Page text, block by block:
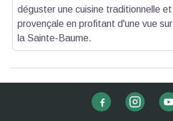
déguster une cuisine traditionnelle et
provençale en profitant d'une vue sur
la Sainte-Baume.